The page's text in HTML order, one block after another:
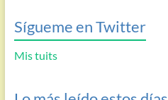
Sígueme en Twitter
Mis tuits